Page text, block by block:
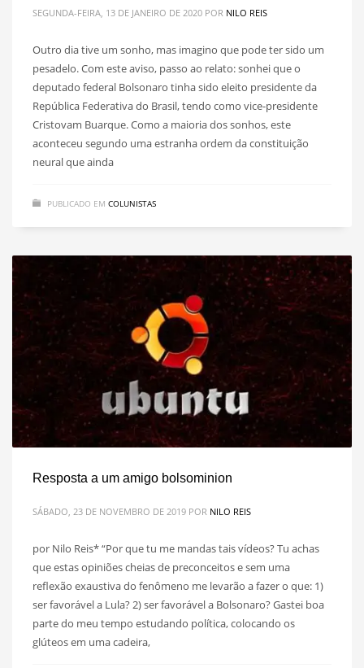
SEGUNDA-FEIRA, 13 DE JANEIRO DE 2020 POR NILO REIS
Outro dia tive um sonho, mas imagino que pode ter sido um
pesadelo. Com este aviso, passo ao relato: sonhei que o
deputado federal Bolsonaro tinha sido eleito presidente da
República Federativa do Brasil, tendo como vice-presidente
Cristovam Buarque. Como a maioria dos sonhos, este
aconteceu segundo uma estranha ordem da constituição
neural que ainda
PUBLICADO EM COLUNISTAS
Resposta a um amigo bolsominion
SÁBADO, 23 DE NOVEMBRO DE 2019 POR NILO REIS
por Nilo Reis* “Por que tu me mandas tais vídeos? Tu achas
que estas opiniões cheias de preconceitos e sem uma
reflexão exaustiva do fenômeno me levarão a fazer o que: 1)
ser favorável a Lula? 2) ser favorável a Bolsonaro? Gastei boa
parte do meu tempo estudando política, colocando os
glúteos em uma cadeira,